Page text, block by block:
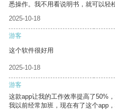
悉操作。我不用看说明书，就可以轻
2025-10-18
游客
这个软件很好用
2025-10-18
游客
这款app让我的工作效率提高了50%
我以前经常加班，现在有了这个app